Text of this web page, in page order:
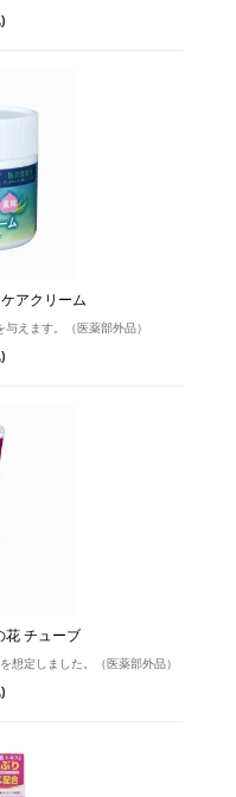
アクリーム
えます。（医薬部外品）
花 チューブ
想定しました。（医薬部外品）